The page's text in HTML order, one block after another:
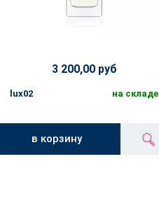
3 200,00 руб
lux02 на складе
в корзину